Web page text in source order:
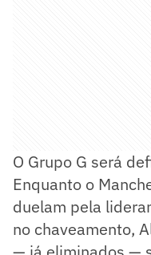
O Grupo G será
Enquanto o
duelam pela
no chaveamento,